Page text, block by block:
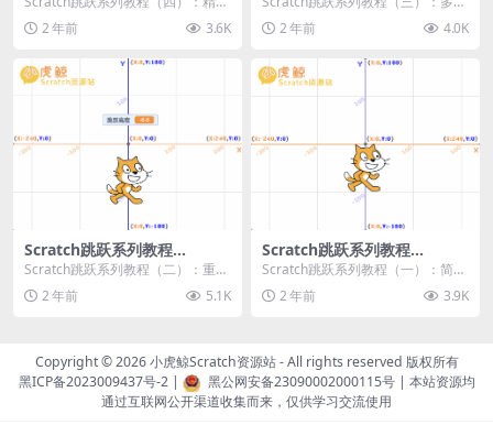
着陆 作者：小虎鲸Scratch资源站
... 2 年前 3.6K
跳跃 作者：小虎鲸Scratch资源站
连...2 年前 4.0K
Scratch跳跃系列教程
（二）：重力跳跃
Scratch跳跃系列教程（二）：重力
跳跃 作者：小虎鲸Scratch资源站
按...2 年前 5.1K
Scratch跳跃系列教程
（一）：简单跳跃
Scratch跳跃系列教程（一）：简单
跳跃 作者：小虎鲸Scratch资源站
按...2 年前 3.9K
Copyright © 2026小虎鲸Scratch资源站- All rights reserved 版权所有
黑ICP备2023009437号-2| 黑公网安备23090002000115号| 本站资源均
通过互联网公开渠道收集而来，仅供学习交流使用